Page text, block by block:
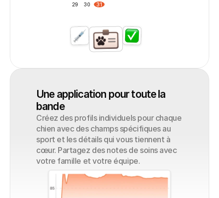
29
30 31
Une application pour toute la
bande
Créez des profils individuels pour chaque
chien avec des champs spécifiques au
sport et les détails qui vous tiennent à
cœur. Partagez des notes de soins avec
votre famille et votre équipe.